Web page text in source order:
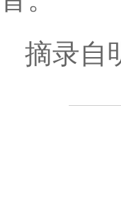
摘录自